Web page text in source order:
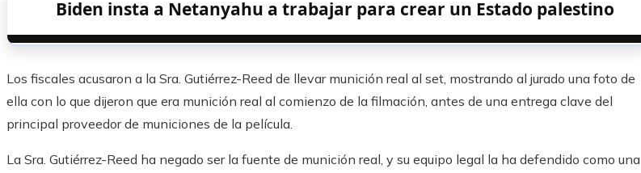
Biden insta a Netanyahu a trabajar para crear un Estado palestino
Los fiscales acusaron a la Sra. Gutiérrez-Reed de llevar munición real al set, mostrando al jurado una foto de
ella con lo que dijeron que era munición real al comienzo de la filmación, antes de una entrega clave del
principal proveedor de municiones de la película.
La Sra. Gutiérrez-Reed ha negado ser la fuente de munición real, y su equipo legal la ha defendido como una